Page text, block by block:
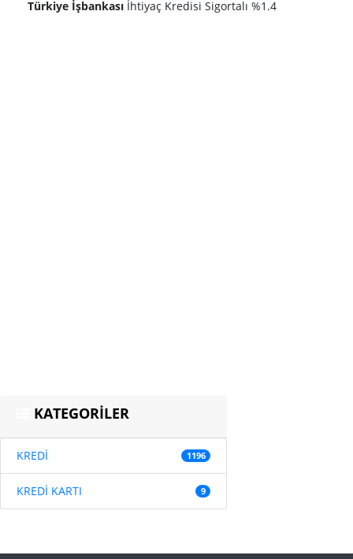
Türkiye İşbankası İhtiyaç Kredisi Sigortalı %1.4
KATEGORİLER
KREDİ 1196
KREDİ KARTI 9